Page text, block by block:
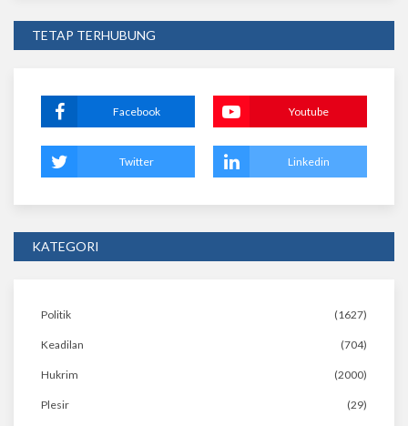
TETAP TERHUBUNG
Facebook Youtube
Twitter Linkedin
KATEGORI
Politik (1627)
Keadilan (704)
Hukrim (2000)
Plesir (29)